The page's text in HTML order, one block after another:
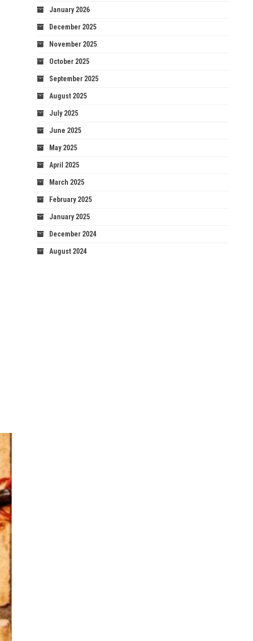
January 2026
December 2025
November 2025
October 2025
September 2025
August 2025
July 2025
June 2025
May 2025
April 2025
March 2025
February 2025
January 2025
December 2024
August 2024